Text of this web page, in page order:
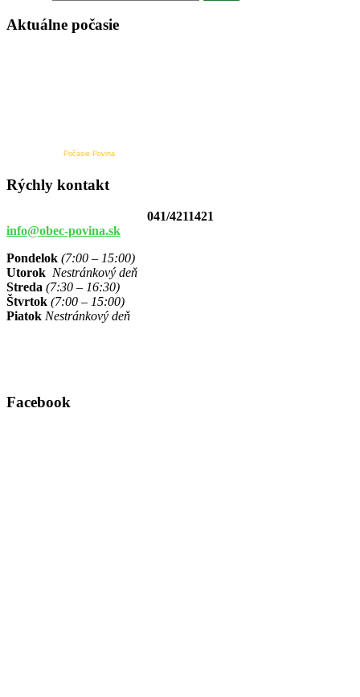
Aktuálne počasie
Počasie Povina
Rýchly kontakt
041/4211421
info@obec-povina.sk
Pondelok (7:00 – 15:00)
Utorok Nestránkový deň
Streda (7:30 – 16:30)
Štvrtok (7:00 – 15:00)
Piatok Nestránkový deň
Facebook